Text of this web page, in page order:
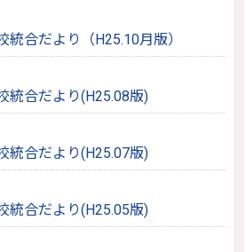
合だより（H25.10月版）
統合だより(H25.08版)
統合だより(H25.07版)
統合だより(H25.05版)